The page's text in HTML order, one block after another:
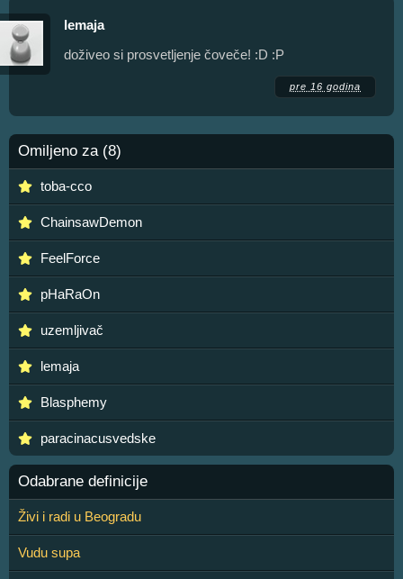
lemaja
doživeo si prosvetljenje čoveče! :D :P
pre 16 godina
Omiljeno za (8)
toba-cco
ChainsawDemon
FeelForce
pHaRaOn
uzemljivač
lemaja
Blasphemy
paracinacusvedske
Odabrane definicije
Živi i radi u Beogradu
Vudu supa